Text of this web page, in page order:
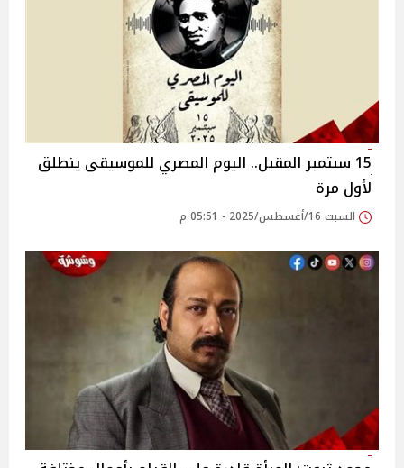
15 سبتمبر المقبل.. اليوم المصري للموسيقى ينطلق
لأول مرة
السبت 16/أغسطس/2025 - 05:51 م